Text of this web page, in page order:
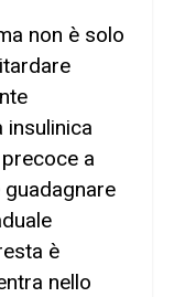
non è solo
insulinica
a
è
nello